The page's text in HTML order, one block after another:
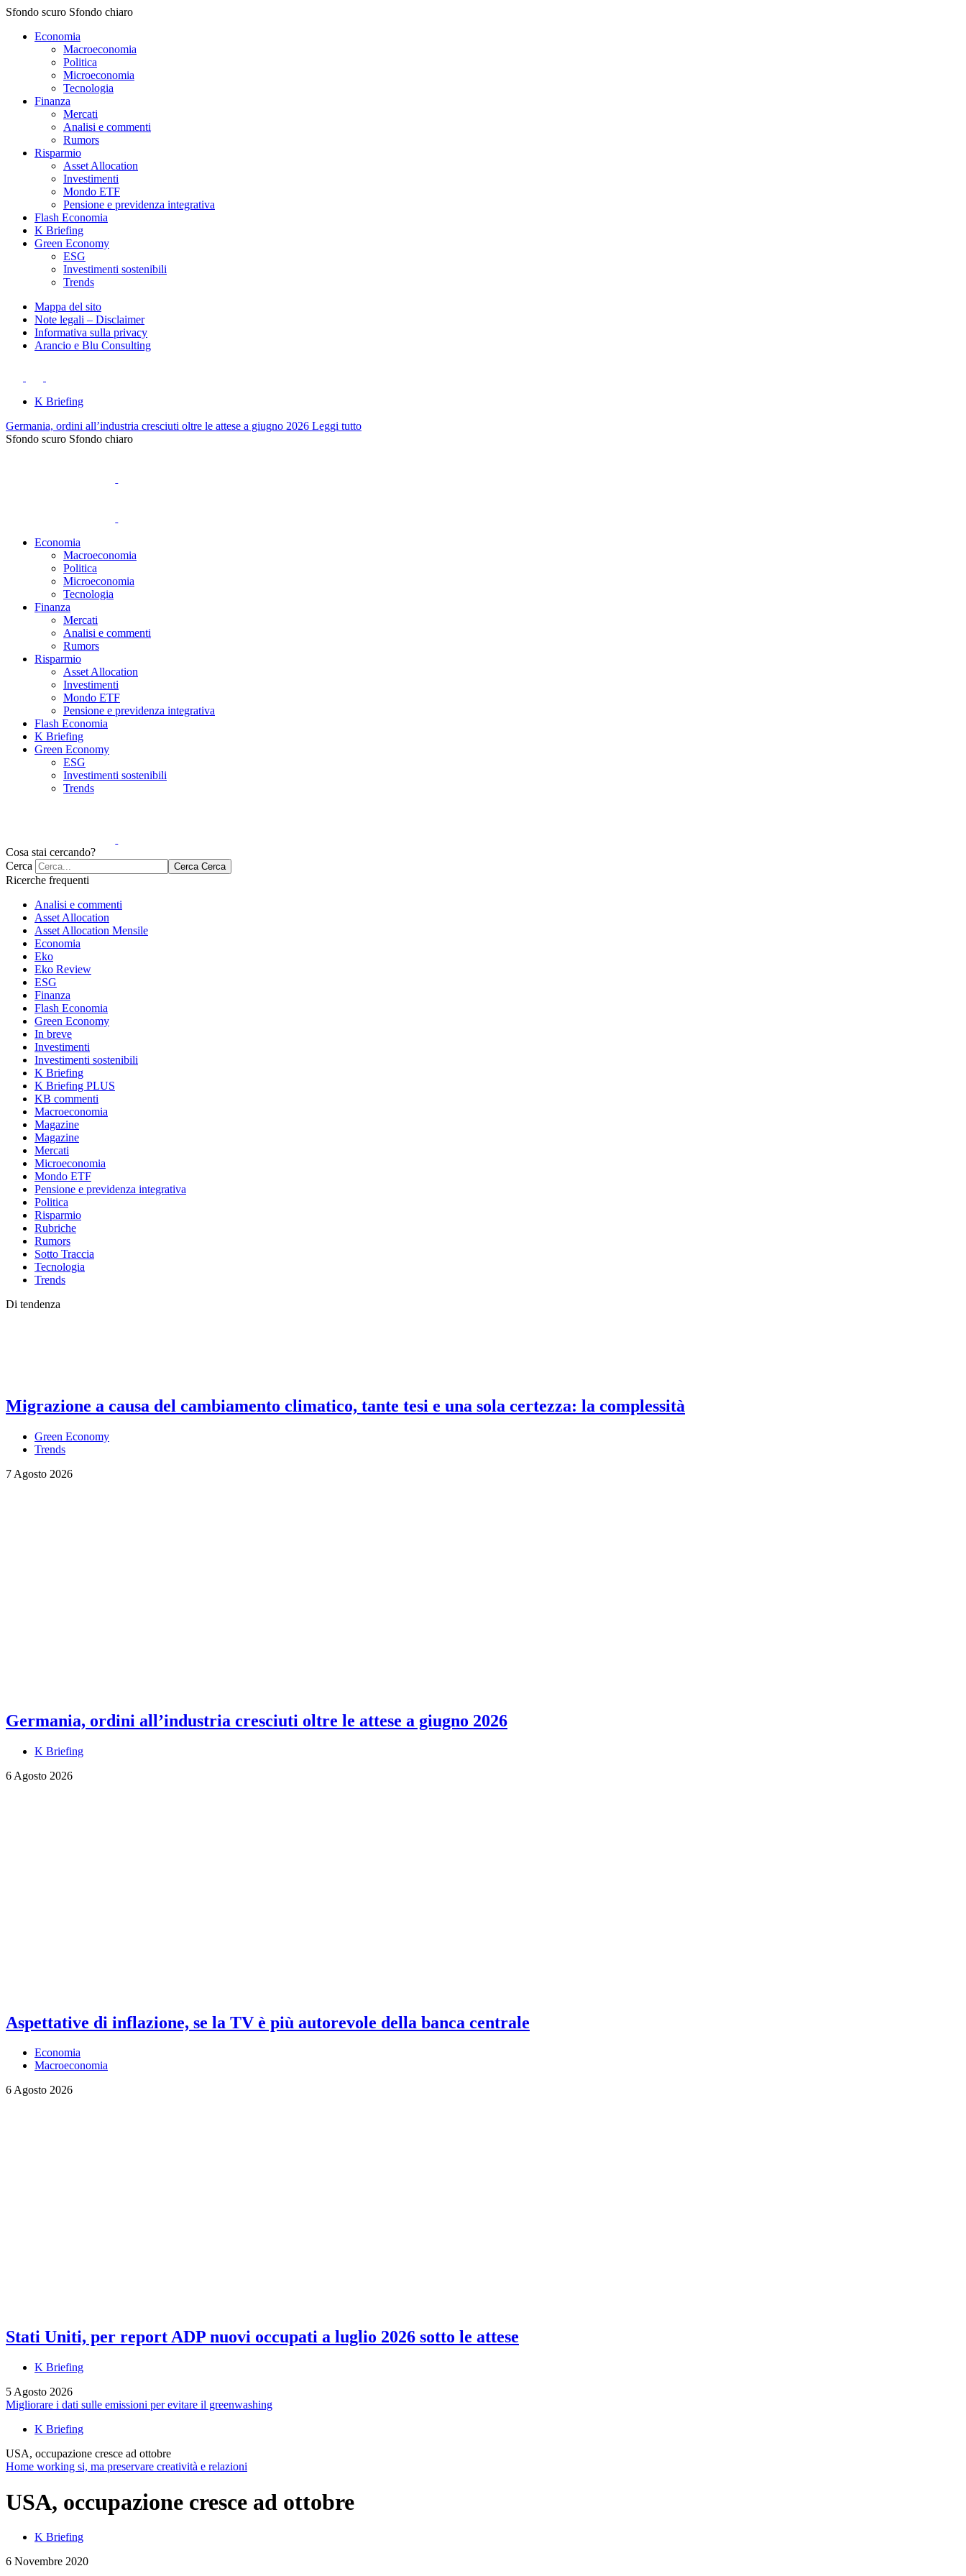
Sfondo scuro Sfondo chiaro
Economia
Macroeconomia
Politica
Microeconomia
Tecnologia
Finanza
Mercati
Analisi e commenti
Rumors
Risparmio
Asset Allocation
Investimenti
Mondo ETF
Pensione e previdenza integrativa
Flash Economia
K Briefing
Green Economy
ESG
Investimenti sostenibili
Trends
Mappa del sito
Note legali – Disclaimer
Informativa sulla privacy
Arancio e Blu Consulting
K Briefing
Germania, ordini all’industria cresciuti oltre le attese a giugno 2026 Leggi tutto
Sfondo scuro Sfondo chiaro
Economia
Macroeconomia
Politica
Microeconomia
Tecnologia
Finanza
Mercati
Analisi e commenti
Rumors
Risparmio
Asset Allocation
Investimenti
Mondo ETF
Pensione e previdenza integrativa
Flash Economia
K Briefing
Green Economy
ESG
Investimenti sostenibili
Trends
Cosa stai cercando?
Cerca
Cerca Cerca
Ricerche frequenti
Analisi e commenti
Asset Allocation
Asset Allocation Mensile
Economia
Eko
Eko Review
ESG
Finanza
Flash Economia
Green Economy
In breve
Investimenti
Investimenti sostenibili
K Briefing
K Briefing PLUS
KB commenti
Macroeconomia
Magazine
Magazine
Mercati
Microeconomia
Mondo ETF
Pensione e previdenza integrativa
Politica
Risparmio
Rubriche
Rumors
Sotto Traccia
Tecnologia
Trends
Di tendenza
Migrazione a causa del cambiamento climatico, tante tesi e una sola certezza: la complessità
Green Economy
Trends
7 Agosto 2026
Germania, ordini all’industria cresciuti oltre le attese a giugno 2026
K Briefing
6 Agosto 2026
Aspettative di inflazione, se la TV è più autorevole della banca centrale
Economia
Macroeconomia
6 Agosto 2026
Stati Uniti, per report ADP nuovi occupati a luglio 2026 sotto le attese
K Briefing
5 Agosto 2026
Migliorare i dati sulle emissioni per evitare il greenwashing
K Briefing
USA, occupazione cresce ad ottobre
Home working si, ma preservare creatività e relazioni
USA, occupazione cresce ad ottobre
K Briefing
6 Novembre 2020